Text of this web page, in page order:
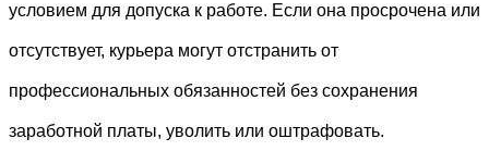
условием для допуска к работе. Если она просрочена или
отсутствует, курьера могут отстранить от
профессиональных обязанностей без сохранения
заработной платы, уволить или оштрафовать.